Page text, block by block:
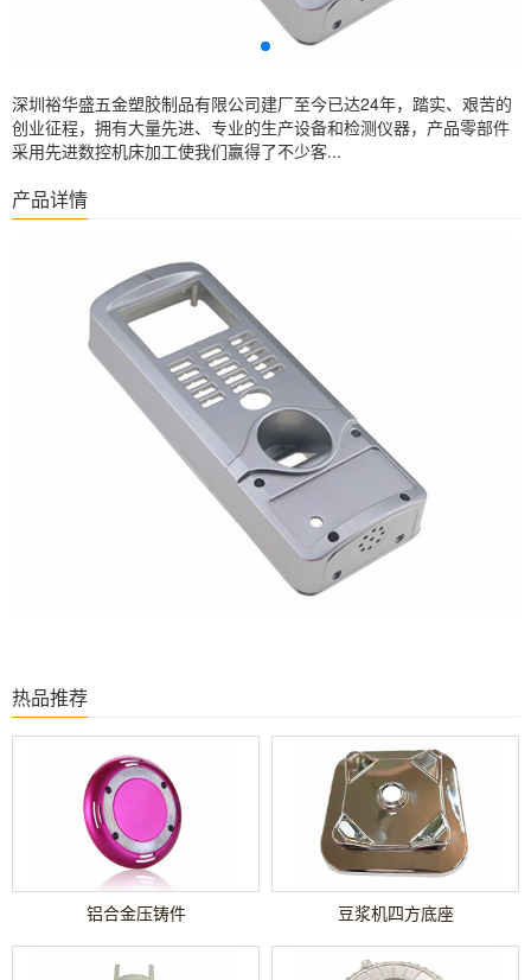
深圳裕华盛五金塑胶制品有限公司建厂至今已达24年，踏实、艰苦的
创业征程，拥有大量先进、专业的生产设备和检测仪器，产品零部件
采用先进数控机床加工使我们赢得了不少客...
产品详情
热品推荐
铝合金压铸件 豆浆机四方底座